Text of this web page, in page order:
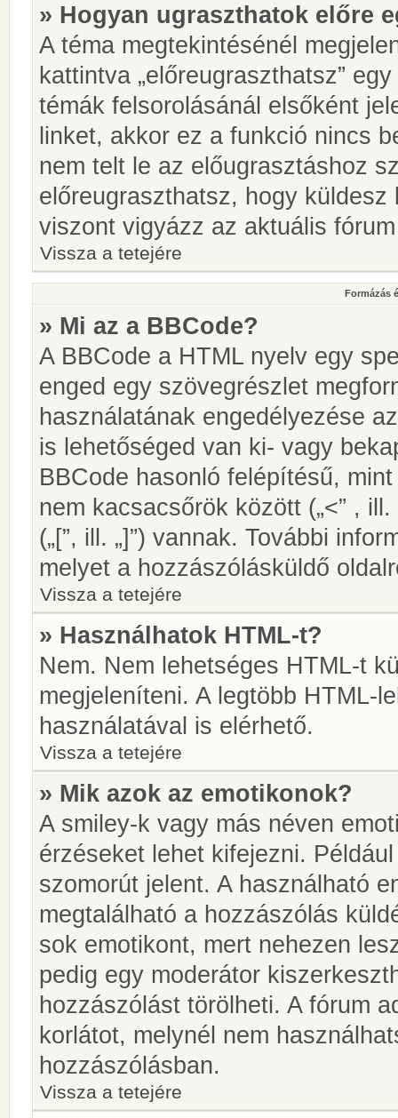
» Hogyan ugraszthatok előre
A téma megtekintésénél
kattintva „előreugraszthatsz”
témák felsorolásánál elsőként
linket, akkor ez a funkció nincs
nem telt le az előugrasztáshoz
előreugraszthatsz, hogy
viszont vigyázz az aktuális
Vissza a tetejére
Formázás
» Mi az a BBCode?
A BBCode a HTML nyelv egy
enged egy szövegrészlet
használatának engedélyezése
is lehetőséged van ki- vagy
BBCode hasonló felépítésű,
nem kacsacsőrök között („<” ,
(„[”, ill. „]”) vannak. További
melyet a hozzászólásküldő
Vissza a tetejére
» Használhatok HTML-t?
Nem. Nem lehetséges HTML-t
megjeleníteni. A legtöbb HTML-
használatával is elérhető.
Vissza a tetejére
» Mik azok az emotikonok?
A smiley-k vagy más néven
érzéseket lehet kifejezni.
szomorút jelent. A használható
megtalálható a hozzászólás
sok emotikont, mert nehezen
pedig egy moderátor
hozzászólást törölheti. A fórum
korlátot, melynél nem
hozzászólásban.
Vissza a tetejére